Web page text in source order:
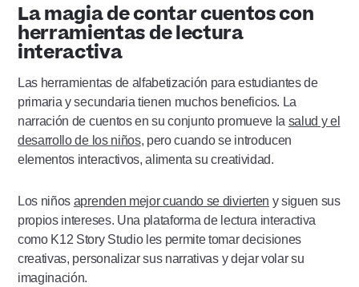
La magia de contar cuentos con
herramientas de lectura
interactiva
Las herramientas de alfabetización para estudiantes de
primaria y secundaria tienen muchos beneficios. La
narración de cuentos en su conjunto promueve la salud y el
desarrollo de los niños, pero cuando se introducen
elementos interactivos, alimenta su creatividad.
Los niños aprenden mejor cuando se divierten y siguen sus
propios intereses. Una plataforma de lectura interactiva
como K12 Story Studio les permite tomar decisiones
creativas, personalizar sus narrativas y dejar volar su
imaginación.